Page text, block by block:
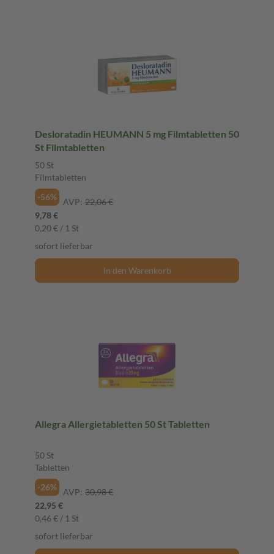
Desloratadin HEUMANN 5 mg Filmtabletten 50
St Filmtabletten
50 St
Filmtabletten
-56%
AVP: 22,06 €
9,78 €
0,20 € / 1 St
sofort lieferbar
In den Warenkorb
Allegra Allergietabletten 50 St Tabletten
50 St
Tabletten
-26%
AVP: 30,98 €
22,95 €
0,46 € / 1 St
sofort lieferbar